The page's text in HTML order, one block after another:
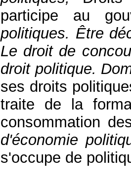
participe au
politiques. Être
Le droit de
droit politique.
ses droits
traite de la
consommation
d'économie
s'occupe de